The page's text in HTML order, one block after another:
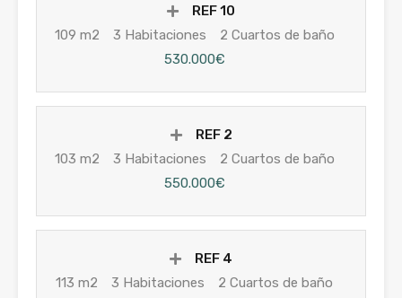
REF 10
109 m2
3 Habitaciones
2 Cuartos de baño
530.000€
REF 2
103 m2
3 Habitaciones
2 Cuartos de baño
550.000€
REF 4
113 m2
3 Habitaciones
2 Cuartos de baño